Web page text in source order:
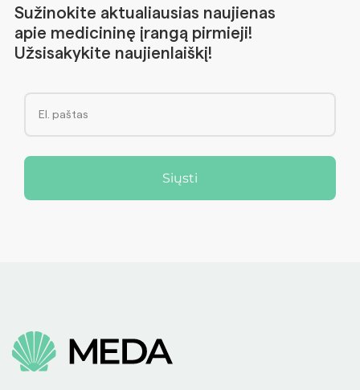
Sužinokite aktualiausias naujienas
apie medicininę įrangą pirmieji!
Užsisakykite naujienlaiškį!
Siųsti